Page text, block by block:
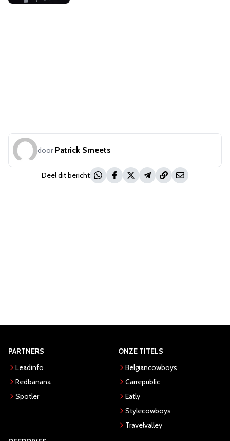
door Patrick Smeets
Deel dit bericht
PARTNERS
Leadinfo
Redbanana
Spotler
ONZE TITELS
Belgiancowboys
Carrepublic
Eatly
Stylecowboys
Travelvalley